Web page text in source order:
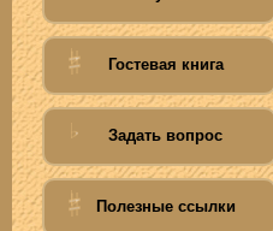
Гостевая книга
Задать вопрос
Полезные ссылки